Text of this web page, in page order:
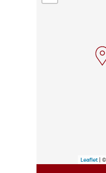
Leaflet| ©